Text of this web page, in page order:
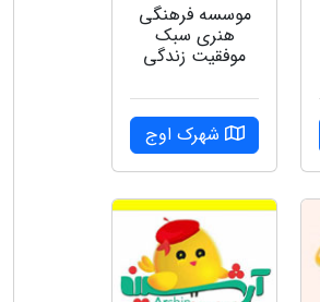
موسسه فرهنگی
هنری سبک
موفقیت زندگی
شهرک اوج